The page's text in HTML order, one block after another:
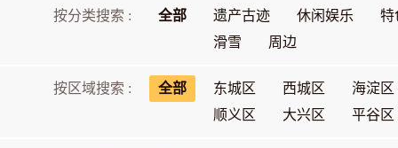
按分类搜索 : 全部 遗产古迹 休闲娱乐
特
滑雪
周边
按区域搜索 : 全部 东城区 西城区
海淀区
顺义区
大兴区 平谷区